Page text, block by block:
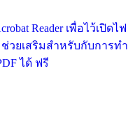
Reader เพื่อไว้เปิดไฟ
ช่วยเสริมสำหรับกับการทำ
ได้ ฟรี